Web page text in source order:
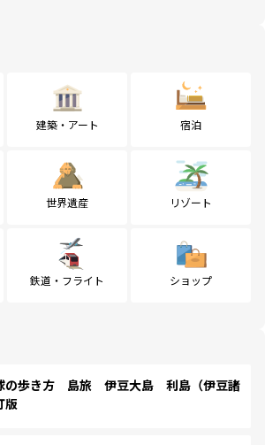
建築・アート 宿泊
世界遺産 リゾート
鉄道・フライト ショップ
の歩き方 島旅 伊豆大島 利島（伊豆諸
版